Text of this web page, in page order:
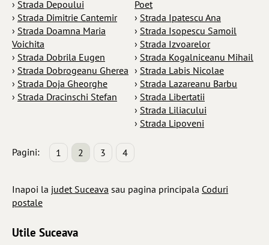
› Strada Depoului
› Strada Dimitrie Cantemir
› Strada Doamna Maria
Voichita
› Strada Dobrila Eugen
› Strada Dobrogeanu Gherea
› Strada Doja Gheorghe
› Strada Dracinschi Stefan
Poet
› Strada Ipatescu Ana
› Strada Isopescu Samoil
› Strada Izvoarelor
› Strada Kogalniceanu Mihail
› Strada Labis Nicolae
› Strada Lazareanu Barbu
› Strada Libertatii
› Strada Liliacului
› Strada Lipoveni
Pagini: 1 2 3 4
Inapoi la judet Suceava sau pagina principala Coduri
postale
Utile Suceava